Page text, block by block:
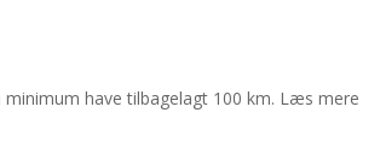
have tilbagelagt 100 km. Læs mere